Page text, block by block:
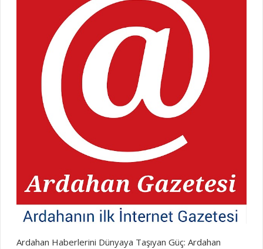
Ardahan Haberlerini Dünyaya Taşıyan Güç: Ardahan